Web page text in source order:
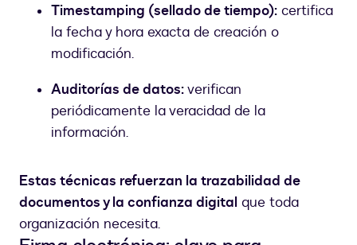
Timestamping (sellado de tiempo): certifica
la fecha y hora exacta de creación o
modificación.
Auditorías de datos:verifican
periódicamente la veracidad de la
información.
Estas técnicas refuerzan la trazabilidad de
documentos y la confianza digital que toda
organización necesita.